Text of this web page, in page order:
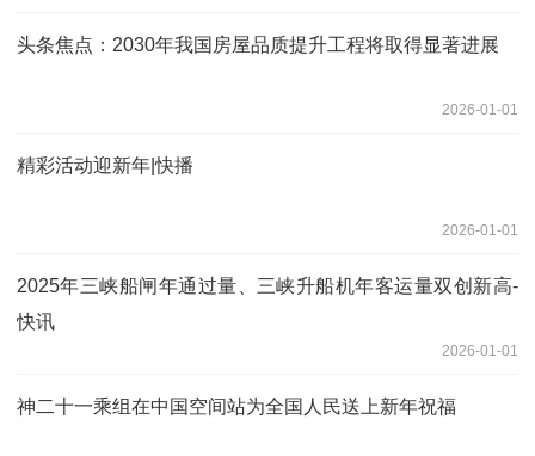
头条焦点：2030年我国房屋品质提升工程将取得显著进展
2026-01-01
精彩活动迎新年|快播
2026-01-01
2025年三峡船闸年通过量、三峡升船机年客运量双创新高-
快讯
2026-01-01
神二十一乘组在中国空间站为全国人民送上新年祝福